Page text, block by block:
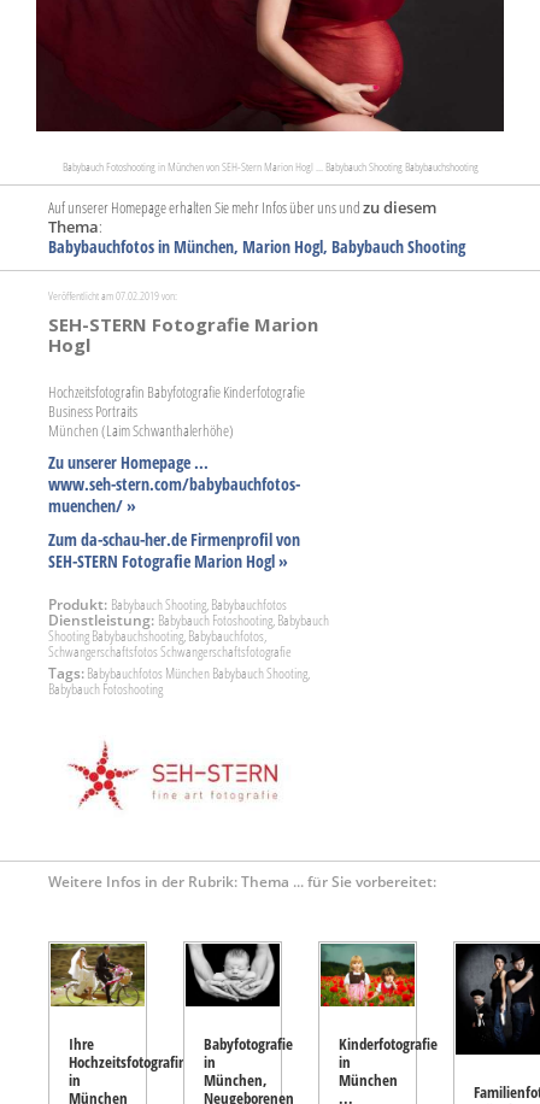
Babybauch Fotoshooting in München von SEH-Stern Marion Hogl ... Babybauch Shooting Babybauchshooting
Auf unserer Homepage erhalten Sie mehr Infos über uns undzu diesem
Thema:
Babybauchfotos in München, Marion Hogl, Babybauch Shooting
Veröffentlicht am 07.02.2019 von:
SEH-STERN Fotografie Marion
Hogl
Hochzeitsfotografin Babyfotografie Kinderfotografie
Business Portraits
München (Laim Schwanthalerhöhe)
Zu unserer Homepage ...
www.seh-stern.com/babybauchfotos-
muenchen/ »
Zum da-schau-her.de Firmenprofil von
SEH-STERN Fotografie Marion Hogl »
Produkt: Babybauch Shooting, Babybauchfotos
Dienstleistung: Babybauch Fotoshooting, Babybauch
Shooting Babybauchshooting, Babybauchfotos,
Schwangerschaftsfotos Schwangerschaftsfotografie
Tags: Babybauchfotos München Babybauch Shooting,
Babybauch Fotoshooting
Weitere Infos in der Rubrik: Thema ... für Sie vorbereitet:
Ihre
Hochzeitsfotografin
in
München
Babyfotografie
in
München,
Neugeborenen
Kinderfotografie
in
München
...